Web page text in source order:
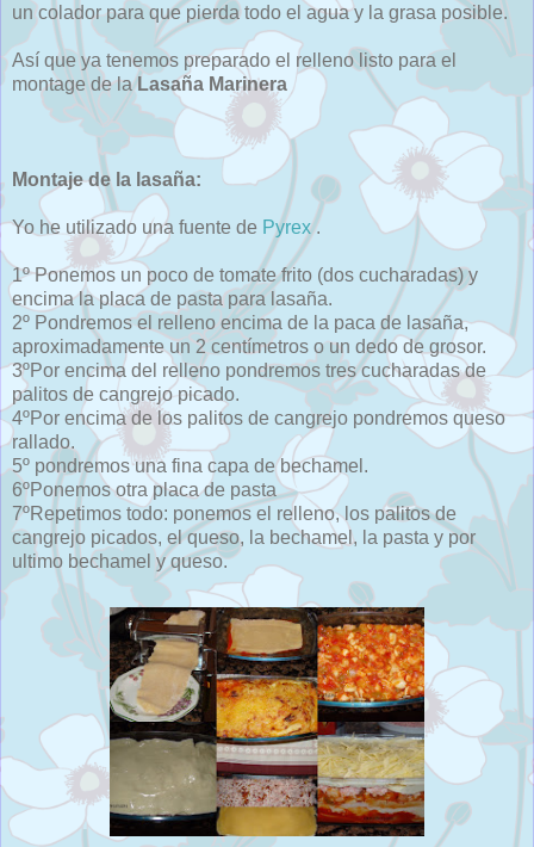
un colador para que pierda todo el agua y la grasa posible.
Así que ya tenemos preparado el relleno listo para el
montage de laLasaña Marinera
Montaje de la lasaña:
Yo he utilizado una fuente de Pyrex.
1º Ponemos un poco de tomate frito (dos cucharadas) y
encima la placa de pasta para lasaña.
2º Pondremos el relleno encima de la paca de lasaña,
aproximadamente un 2 centímetros o un dedo de grosor.
3ºPor encima del relleno pondremos tres cucharadas de
palitos de cangrejo picado.
4ºPor encima de los palitos de cangrejo pondremos queso
rallado.
5º pondremos una fina capa de bechamel.
6ºPonemos otra placa de pasta
7ºRepetimos todo: ponemos el relleno, los palitos de
cangrejo picados, el queso, la bechamel, la pasta y por
ultimo bechamel y queso.